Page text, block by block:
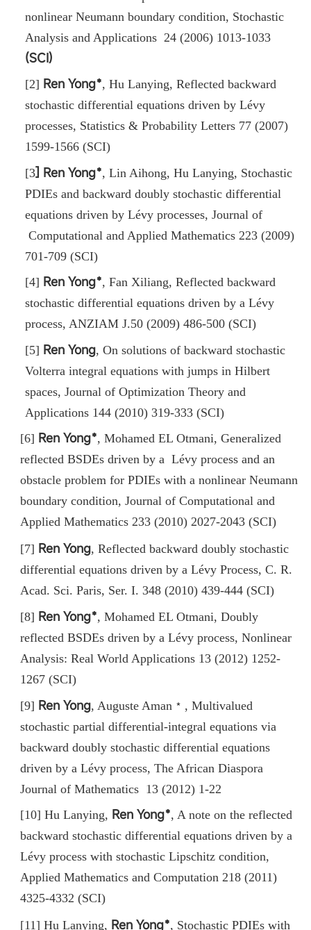
nonlinear Neumann boundary condition, Stochastic
Analysis and Applications 24 (2006) 1013-1033
(SCI)
[2] Ren Yong﹡, Hu Lanying, Reflected backward
stochastic differential equations driven by Lévy
processes, Statistics & Probability Letters 77 (2007)
1599-1566 (SCI)
[3] Ren Yong﹡, Lin Aihong, Hu Lanying, Stochastic
PDIEs and backward doubly stochastic differential
equations driven by Lévy processes, Journal of
Computational and Applied Mathematics 223 (2009)
701-709 (SCI)
[4] Ren Yong﹡, Fan Xiliang, Reflected backward
stochastic differential equations driven by a Lévy
process, ANZIAM J.50 (2009) 486-500 (SCI)
[5] Ren Yong, On solutions of backward stochastic
Volterra integral equations with jumps in Hilbert
spaces, Journal of Optimization Theory and
Applications 144 (2010) 319-333 (SCI)
[6] Ren Yong﹡, Mohamed EL Otmani, Generalized
reflected BSDEs driven by a Lévy process and an
obstacle problem for PDIEs with a nonlinear Neumann
boundary condition, Journal of Computational and
Applied Mathematics 233 (2010) 2027-2043 (SCI)
[7] Ren Yong, Reflected backward doubly stochastic
differential equations driven by a Lévy Process, C. R.
Acad. Sci. Paris, Ser. I. 348 (2010) 439-444 (SCI)
[8] Ren Yong﹡, Mohamed EL Otmani, Doubly
reflected BSDEs driven by a Lévy process, Nonlinear
Analysis: Real World Applications 13 (2012) 1252-
1267 (SCI)
[9] Ren Yong, Auguste Aman﹡, Multivalued
stochastic partial differential-integral equations via
backward doubly stochastic differential equations
driven by a Lévy process, The African Diaspora
Journal of Mathematics 13 (2012) 1-22
[10] Hu Lanying, Ren Yong﹡, A note on the reflected
backward stochastic differential equations driven by a
Lévy process with stochastic Lipschitz condition,
Applied Mathematics and Computation 218 (2011)
4325-4332 (SCI)
[11] Hu Lanying, Ren Yong﹡, Stochastic PDIEs with